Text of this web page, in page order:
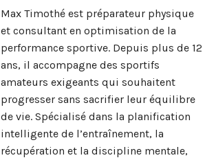
Max Timothé est préparateur physique
et consultant en optimisation de la
performance sportive. Depuis plus de 12
ans, il accompagne des sportifs
amateurs exigeants qui souhaitent
progresser sans sacrifier leur équilibre
de vie. Spécialisé dans la planification
intelligente de l’entraînement, la
récupération et la discipline mentale,